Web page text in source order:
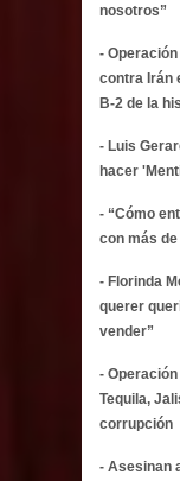
nosotros”
-
contra Irán
B-2 de la
- Luis
hacer
- “Cómo
con más
- Florinda
querer
vender”
-
Tequila,
corrupción
- Asesinan